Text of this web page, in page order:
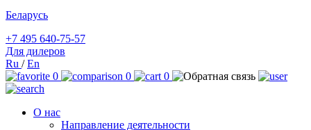
Беларусь
+7 495 640-75-57
Для дилеров
Ru /En
0
0 0
О нас
Направление деятельности